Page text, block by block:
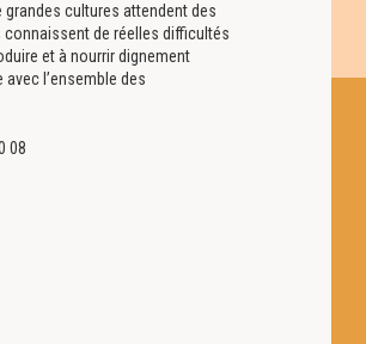
grandes cultures attendent des
de réelles difficultés
et à nourrir dignement
l’ensemble des
08